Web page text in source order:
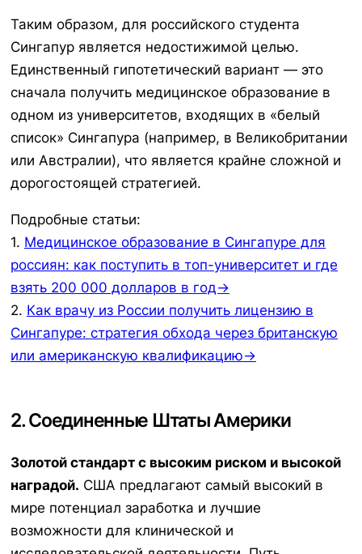
Таким образом, для российского студента
Сингапур является недостижимой целью.
Единственный гипотетический вариант — это
сначала получить медицинское образование в
одном из университетов, входящих в «белый
список» Сингапура (например, в Великобритании
или Австралии), что является крайне сложной и
дорогостоящей стратегией.
Подробные статьи:
1. Медицинское образование в Сингапуре для
россиян: как поступить в топ-университет и где
взять 200 000 долларов в год→
2. Как врачу из России получить лицензию в
Сингапуре: стратегия обхода через британскую
или американскую квалификацию→
2. Соединенные Штаты Америки
Золотой стандарт с высоким риском и высокой
наградой. США предлагают самый высокий в
мире потенциал заработка и лучшие
возможности для клинической и